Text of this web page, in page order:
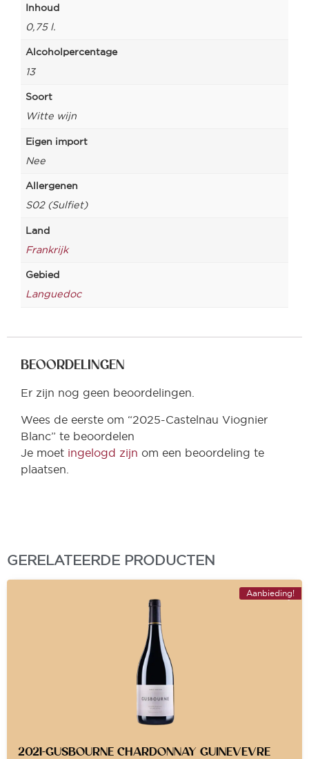
Inhoud
0,75 l.
Alcoholpercentage
13
Soort
Witte wijn
Eigen import
Nee
Allergenen
S02 (Sulfiet)
Land
Frankrijk
Gebied
Languedoc
BEOORDELINGEN
Er zijn nog geen beoordelingen.
Wees de eerste om “2025-Castelnau Viognier
Blanc” te beoordelen
Je moet ingelogd zijn om een beoordeling te
plaatsen.
GERELATEERDE PRODUCTEN
Aanbieding!
2021-GUSBOURNE CHARDONNAY GUINEVEVRE